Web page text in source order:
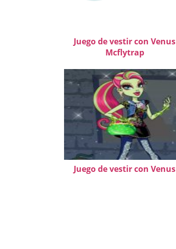
Juego de vestir con Venus
Mcflytrap
Juego de vestir con Venus